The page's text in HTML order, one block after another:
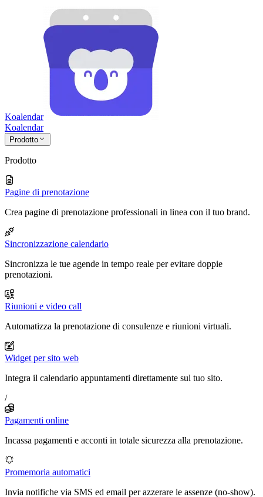
Koalendar
Koalendar
Prodotto
Prodotto
Pagine di prenotazione
Crea pagine di prenotazione professionali in linea con il tuo brand.
Sincronizzazione calendario
Sincronizza le tue agende in tempo reale per evitare doppie
prenotazioni.
Riunioni e video call
Automatizza la prenotazione di consulenze e riunioni virtuali.
Widget per sito web
Integra il calendario appuntamenti direttamente sul tuo sito.
/
Pagamenti online
Incassa pagamenti e acconti in totale sicurezza alla prenotazione.
Promemoria automatici
Invia notifiche via SMS ed email per azzerare le assenze (no-show).